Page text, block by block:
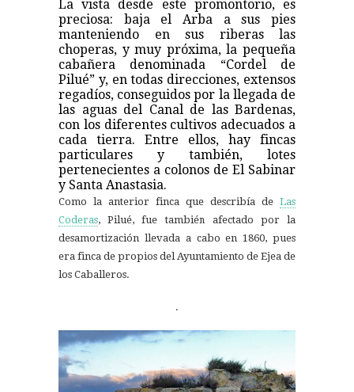
La vista desde este promontorio, es
preciosa: baja el Arba a sus pies
manteniendo en sus riberas las
choperas, y muy próxima, la pequeña
cabañera denominada “Cordel de
Pilué” y, en todas direcciones, extensos
regadíos, conseguidos por la llegada de
las aguas del Canal de las Bardenas,
con los diferentes cultivos adecuados a
cada tierra. Entre ellos, hay fincas
particulares y también, lotes
pertenecientes a colonos de El Sabinar
y Santa Anastasia.
Como la anterior finca que describía de Las
Coderas, Pilué, fue también afectado por la
desamortización llevada a cabo en 1860, pues
era finca de propios del Ayuntamiento de Ejea de
los Caballeros.
.